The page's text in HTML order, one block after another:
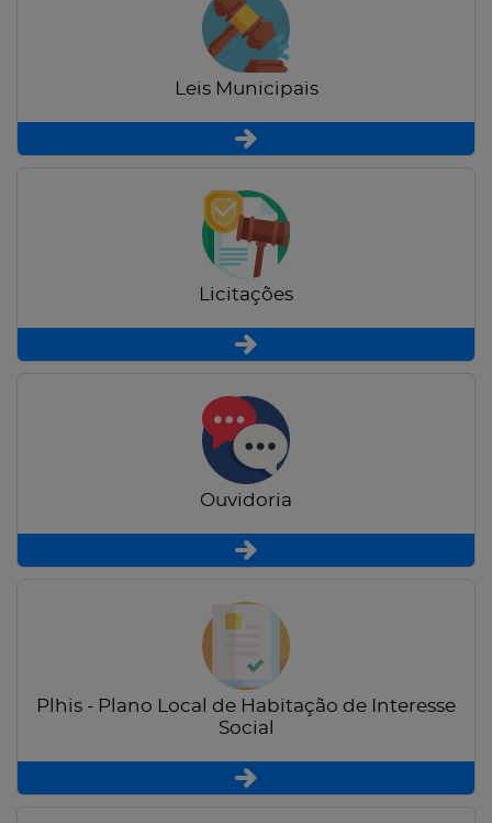
Leis Municipais
Licitações
Ouvidoria
Plhis - Plano Local de Habitação de Interesse
Social